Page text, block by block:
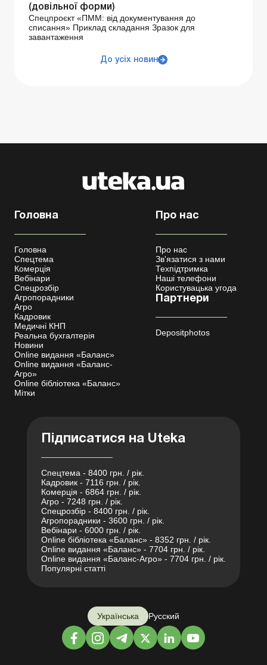
(довільної форми)
Спецпроєкт «ПММ: від документування до
списання» Приклад складання Зразок для
завантаження
До усіх новин
Головна
Головна
Спецтема
Комерція
Вебінари
Спецрозбір
Агропорадники
Агро
Кадровик
Медичні КНП
Реальна бухгалтерія
Новини
Online видання «Баланс»
Online видання «Баланс-
Агро»
Online бібліотека «Баланс»
Мітки
Про нас
Про нас
Зв'язатися з нами
Техпідтримка
Наші телефони
Користувацька угода
Партнери
Depositphotos
Підписатися на Uteka
Спецтема - 8400 грн. / рік.
Кадровик - 7116 грн. / рік.
Комерція - 6864 грн. / рік.
Агро - 7248 грн. / рік.
Спецрозбір - 8400 грн. / рік.
Агропорадники - 3600 грн. / рік.
Вебінари - 6000 грн. / рік.
Online бібліотека «Баланс» - 8352 грн. / рік.
Online видання «Баланс» - 7704 грн. / рік.
Online видання «Баланс-Агро» - 7704 грн. / рік.
Популярні статті
Українська Русский